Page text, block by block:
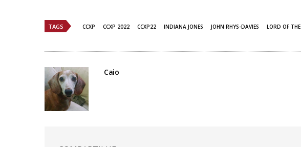
TAGS CCXP CCXP 2022 CCXP22 INDIANA JONES JOHN RHYS-DAVIES LORD OF
Caio